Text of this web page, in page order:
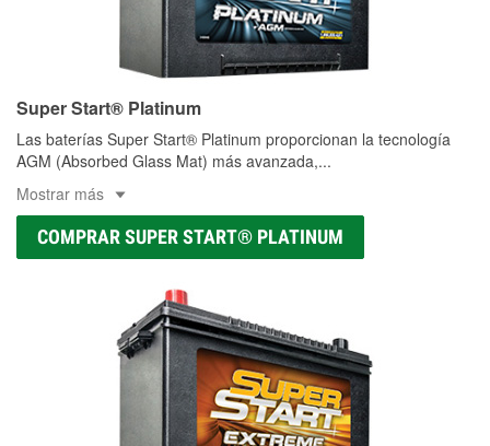
Super Start® Platinum
Las baterías Super Start® Platinum proporcionan la tecnología
AGM (Absorbed Glass Mat) más avanzada,...
Mostrar más
COMPRAR SUPER START® PLATINUM